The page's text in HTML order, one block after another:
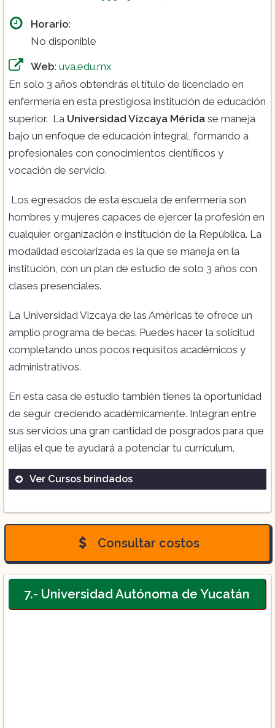
Horario:
No disponible
Web: uva.edu.mx
En solo 3 años obtendrás el título de licenciado en
enfermería en esta prestigiosa institución de educación
superior. La Universidad Vizcaya Mérida se maneja
bajo un enfoque de educación integral, formando a
profesionales con conocimientos científicos y
vocación de servicio.
Los egresados de esta escuela de enfermería son
hombres y mujeres capaces de ejercer la profesión en
cualquier organización e institución de la República. La
modalidad escolarizada es la que se maneja en la
institución, con un plan de estudio de solo 3 años con
clases presenciales.
La Universidad Vizcaya de las Américas te ofrece un
amplio programa de becas. Puedes hacer la solicitud
completando unos pocos requisitos académicos y
administrativos.
En esta casa de estudio también tienes la oportunidad
de seguir creciendo académicamente. Integran entre
sus servicios una gran cantidad de posgrados para que
elijas el que te ayudará a potenciar tu currículum.
Ver Cursos brindados
Licenciatura en enfermería
Consultar costos
7.- Universidad Autónoma de Yucatán